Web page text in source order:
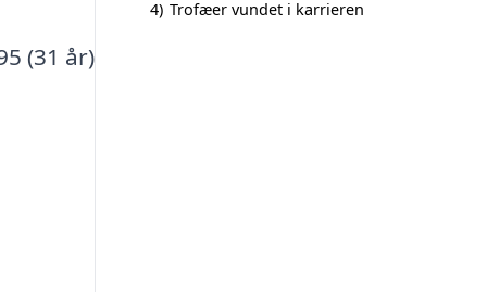
(31 år)
4) Trofæer vundet i karrieren